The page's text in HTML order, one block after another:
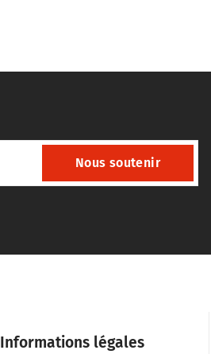
Nous soutenir
Informations légales